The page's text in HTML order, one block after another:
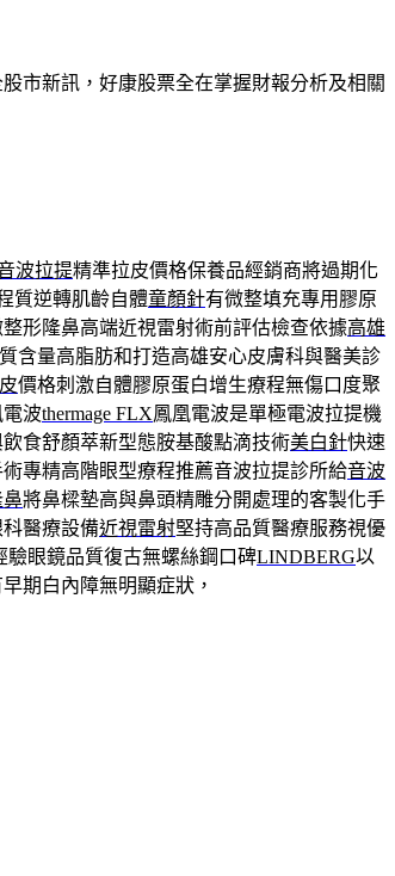
市新訊，好康股票全在掌握財報分析及相關
波拉提精準拉皮價格保養品經銷商將過期化
質逆轉肌齡自體童顏針有微整填充專用膠原
形隆鼻高端近視雷射術前評估檢查依據高雄
含量高脂肪和打造高雄安心皮膚科與醫美診
價格刺激自體膠原蛋白增生療程無傷口度聚
波thermage FLX鳳凰電波是單極電波拉提機
食舒顏萃新型態胺基酸點滴技術美白針快速
專精高階眼型療程推薦音波拉提診所給音波
鼻將鼻樑墊高與鼻頭精雕分開處理的客製化手
醫療設備近視雷射堅持高品質醫療服務視優
眼鏡品質復古無螺絲鋼口碑LINDBERG以
期白內障無明顯症狀，